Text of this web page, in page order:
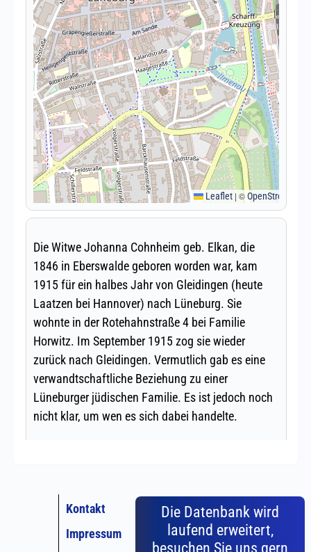
Kontakt
Impressum
Die Datenbank wird
laufend erweitert,
besuchen Sie uns gern